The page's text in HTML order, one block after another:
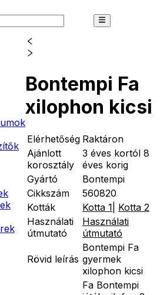
Bontempi Fa
xilophon kicsi
Elérhetőség Raktáron
Ajánlott
korosztály
3 éves kortól 8
éves korig
Gyártó
Bontempi
Cikkszám
560820
Kották
Kotta 1 Kotta 2
Használati
útmutató
Használati
útmutató
Rövid leírás
Bontempi Fa
gyermek
xilophon kicsi
Fa Bontempi